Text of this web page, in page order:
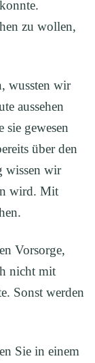
zu wollen,
wussten wir
aussehen
gewesen
über den
wissen wir
wird. Mit
Vorsorge,
nicht mit
Sonst werden
Sie in einem